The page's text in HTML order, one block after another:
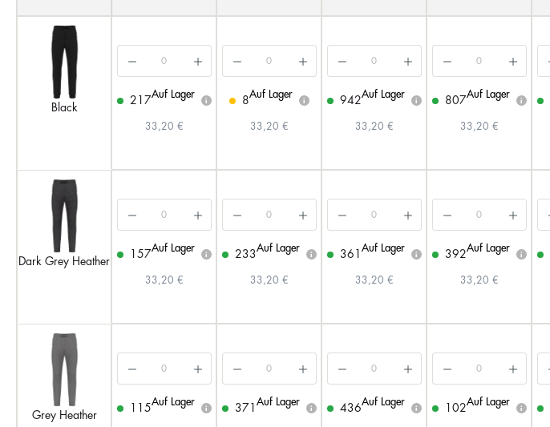
Black
217
Auf Lager
i
33,20 €
8
Auf Lager
i
33,20 €
942
Auf Lager
i
33,20 €
807
Auf Lager
i
33,20 €
Dark Grey Heather
157
Auf Lager
i
33,20 €
233
Auf Lager
i
33,20 €
361
Auf Lager
i
33,20 €
392
Auf Lager
i
33,20 €
Grey Heather
115
Auf Lager
i 371
Auf Lager
i 436
Auf Lager
i 102
Auf Lager
i